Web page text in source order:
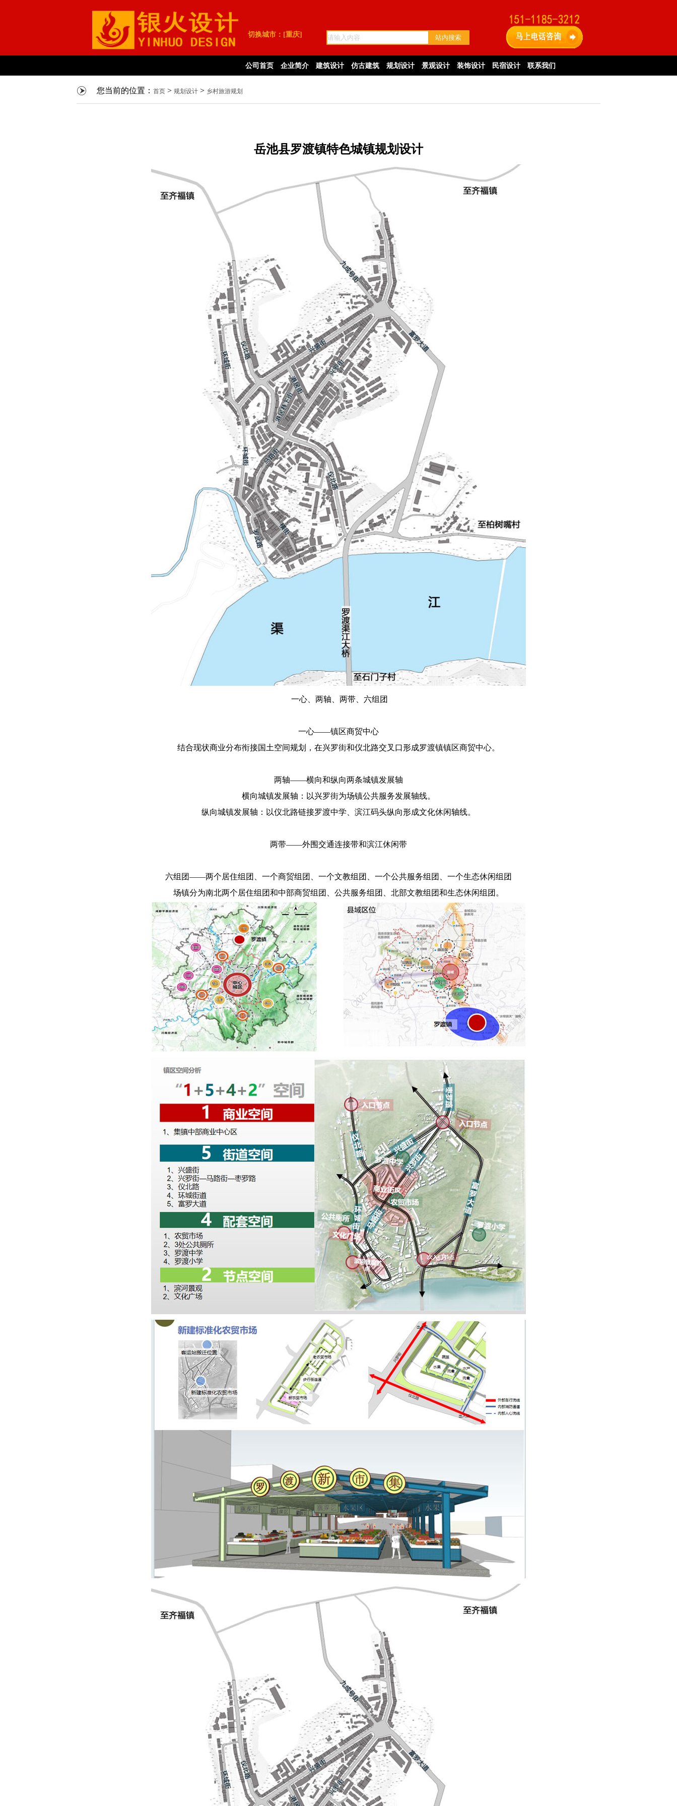
切换城市： [重庆]
公司首页 企业简介 建筑设计 仿古建筑 规划设计 景观设计 装饰设计 民宿设计 联系我们
您当前的位置： 首页 > 规划设计 > 乡村旅游规划
岳池县罗渡镇特色城镇规划设计
一心、两轴、两带、六组团
一心——镇区商贸中心
结合现状商业分布衔接国土空间规划，在兴罗街和仪北路交叉口形成罗渡镇镇区商贸中心。
两轴——横向和纵向两条城镇发展轴
横向城镇发展轴：以兴罗街为场镇公共服务发展轴线。
纵向城镇发展轴：以仪北路链接罗渡中学、滨江码头纵向形成文化休闲轴线。
两带——外围交通连接带和滨江休闲带
六组团——两个居住组团、一个商贸组团、一个文教组团、一个公共服务组团、一个生态休闲组团
场镇分为南北两个居住组团和中部商贸组团、公共服务组团、北部文教组团和生态休闲组团。